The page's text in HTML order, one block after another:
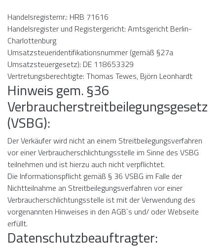
Handelsregisternr.: HRB 71616
Handelsregister und Registergericht: Amtsgericht Berlin-
Charlottenburg
Umsatzsteueridentifikationsnummer (gemäß §27a
Umsatzsteuergesetz): DE 118653329
Vertretungsberechtigte: Thomas Tewes, Björn Leonhardt
Hinweis gem. §36
Verbraucherstreitbeilegungsgesetz
(VSBG):
Der Verkäufer wird nicht an einem Streitbeilegungsverfahren
vor einer Verbraucherschlichtungsstelle im Sinne des VSBG
teilnehmen und ist hierzu auch nicht verpflichtet.
Die Informationspflicht gemäß § 36 VSBG im Falle der
Nichtteilnahme an Streitbeilegungsverfahren vor einer
Verbraucherschlichtungsstelle ist mit der Verwendung des
vorgenannten Hinweises in den AGB`s und/ oder Webseite
erfüllt.
Datenschutzbeauftragter: